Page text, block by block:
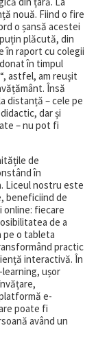
nouă. Fiind o fire
o șansă acestei
plăcută, din
în raport cu colegii
în timpul
astfel, am reușit
Însă
distanță – cele pe
dar și
– nu pot fi
de
în
Liceul nostru este
beneficiind de
fiecare
de a
pe o tableta
practic
interactivă. În
ușor
e-
poate fi
având un